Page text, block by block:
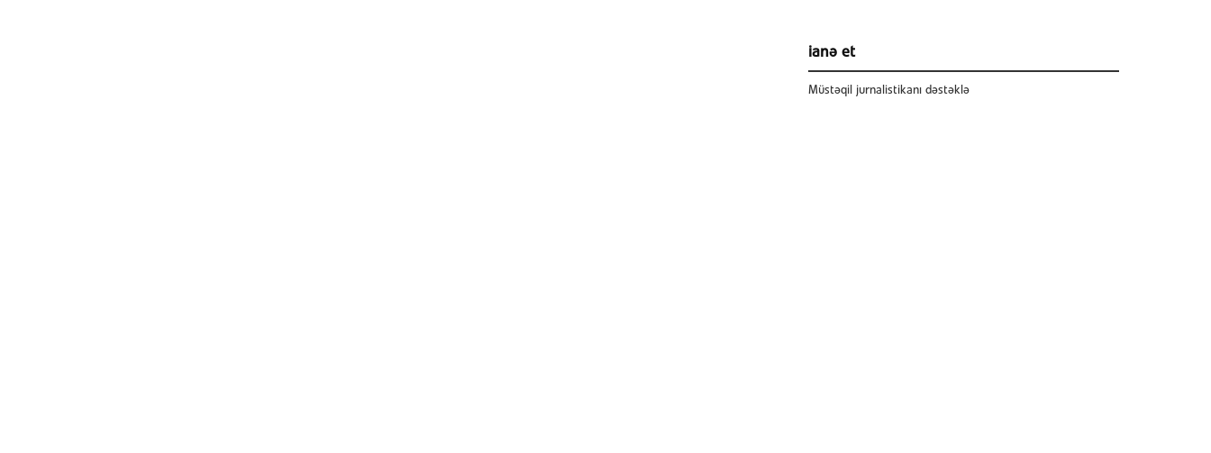
ianə et
Müstəqil jurnalistikanı dəstəklə